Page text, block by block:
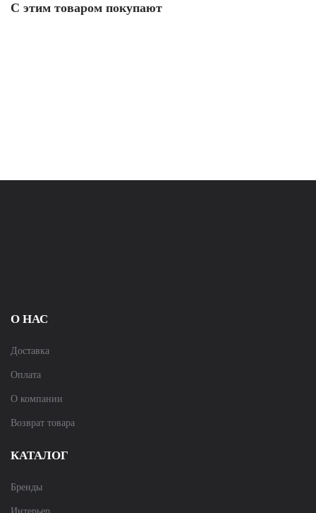
С этим товаром покупают
О НАС
Доставка
Оплата
О компании
Возврат товара
КАТАЛОГ
Бренды